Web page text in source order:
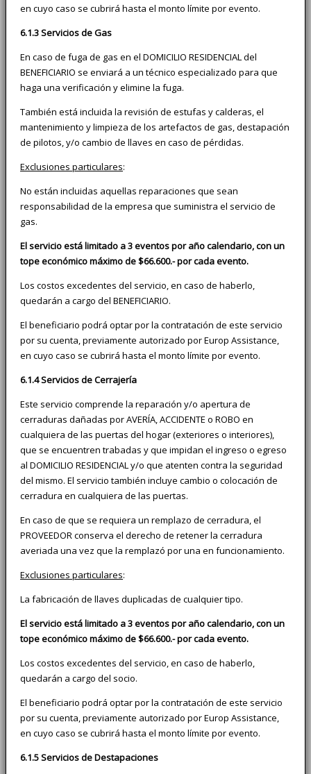
en cuyo caso se cubrirá hasta el monto límite por evento.
6.1.3 Servicios de Gas
En caso de fuga de gas en el DOMICILIO RESIDENCIAL del
BENEFICIARIO se enviará a un técnico especializado para que
haga una verificación y elimine la fuga.
También está incluida la revisión de estufas y calderas, el
mantenimiento y limpieza de los artefactos de gas, destapación
de pilotos, y/o cambio de llaves en caso de pérdidas.
Exclusiones particulares:
No están incluidas aquellas reparaciones que sean
responsabilidad de la empresa que suministra el servicio de
gas.
El servicio está limitado a 3 eventos por año calendario, con un
tope económico máximo de $66.600.- por cada evento.
Los costos excedentes del servicio, en caso de haberlo,
quedarán a cargo del BENEFICIARIO.
El beneficiario podrá optar por la contratación de este servicio
por su cuenta, previamente autorizado por Europ Assistance,
en cuyo caso se cubrirá hasta el monto límite por evento.
6.1.4 Servicios de Cerrajería
Este servicio comprende la reparación y/o apertura de
cerraduras dañadas por AVERÍA, ACCIDENTE o ROBO en
cualquiera de las puertas del hogar (exteriores o interiores),
que se encuentren trabadas y que impidan el ingreso o egreso
al DOMICILIO RESIDENCIAL y/o que atenten contra la seguridad
del mismo. El servicio también incluye cambio o colocación de
cerradura en cualquiera de las puertas.
En caso de que se requiera un remplazo de cerradura, el
PROVEEDOR conserva el derecho de retener la cerradura
averiada una vez que la remplazó por una en funcionamiento.
Exclusiones particulares:
La fabricación de llaves duplicadas de cualquier tipo.
El servicio está limitado a 3 eventos por año calendario, con un
tope económico máximo de $66.600.- por cada evento.
Los costos excedentes del servicio, en caso de haberlo,
quedarán a cargo del socio.
El beneficiario podrá optar por la contratación de este servicio
por su cuenta, previamente autorizado por Europ Assistance,
en cuyo caso se cubrirá hasta el monto límite por evento.
6.1.5 Servicios de Destapaciones